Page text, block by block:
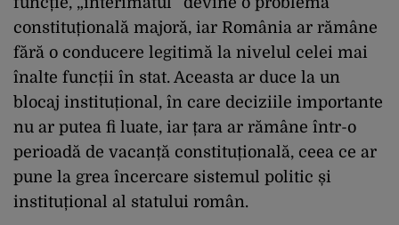
constituțională majoră, iar România ar rămâne
fără o conducere legitimă la nivelul celei mai
înalte funcții în stat. Aceasta ar duce la un
blocaj instituțional, în care deciziile importante
nu ar putea fi luate, iar țara ar rămâne într-o
perioadă de vacanță constituțională, ceea ce ar
pune la grea încercare sistemul politic și
instituțional al statului român.